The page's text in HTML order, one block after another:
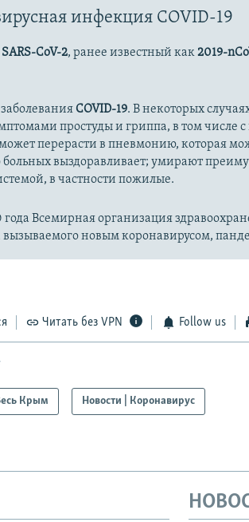
инфекция COVID-19
SARS-CoV-2, ранее известный как2019-
COVID-19. В некоторых
простуды и гриппа, в том числе
перерасти в пневмонию, которая
выздоравливает; умирают
в частности пожилые.
года Всемирная организация
вызываемого новым коронавирусом,
Читать без VPN Follow us
Крым Новости | Коронавирус